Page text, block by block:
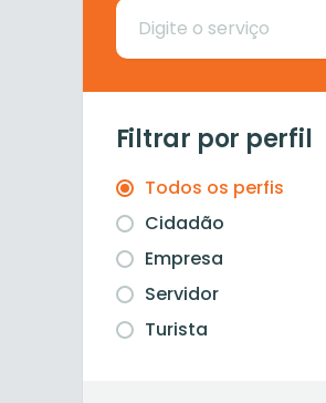
Filtrar por perfil
Todos os perfis
Cidadão
Empresa
Servidor
Turista